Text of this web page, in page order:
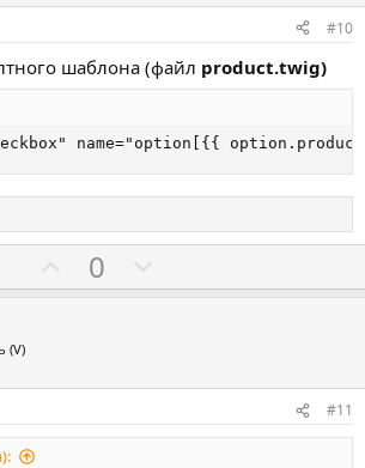
#10
шаблона (файл product.twig)
name="option[{{
а
0
р
и
(V)
#11